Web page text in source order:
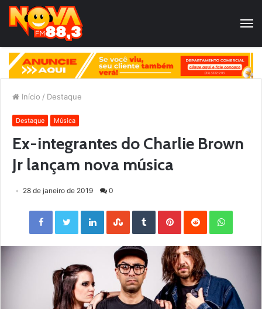
Início / Destaque
Destaque Música
Ex-integrantes do Charlie Brown
Jr lançam nova música
28 de janeiro de 2019 0
Facebook Twitter LinkedIn StumbleUpon Tumblr Pinterest Reddit